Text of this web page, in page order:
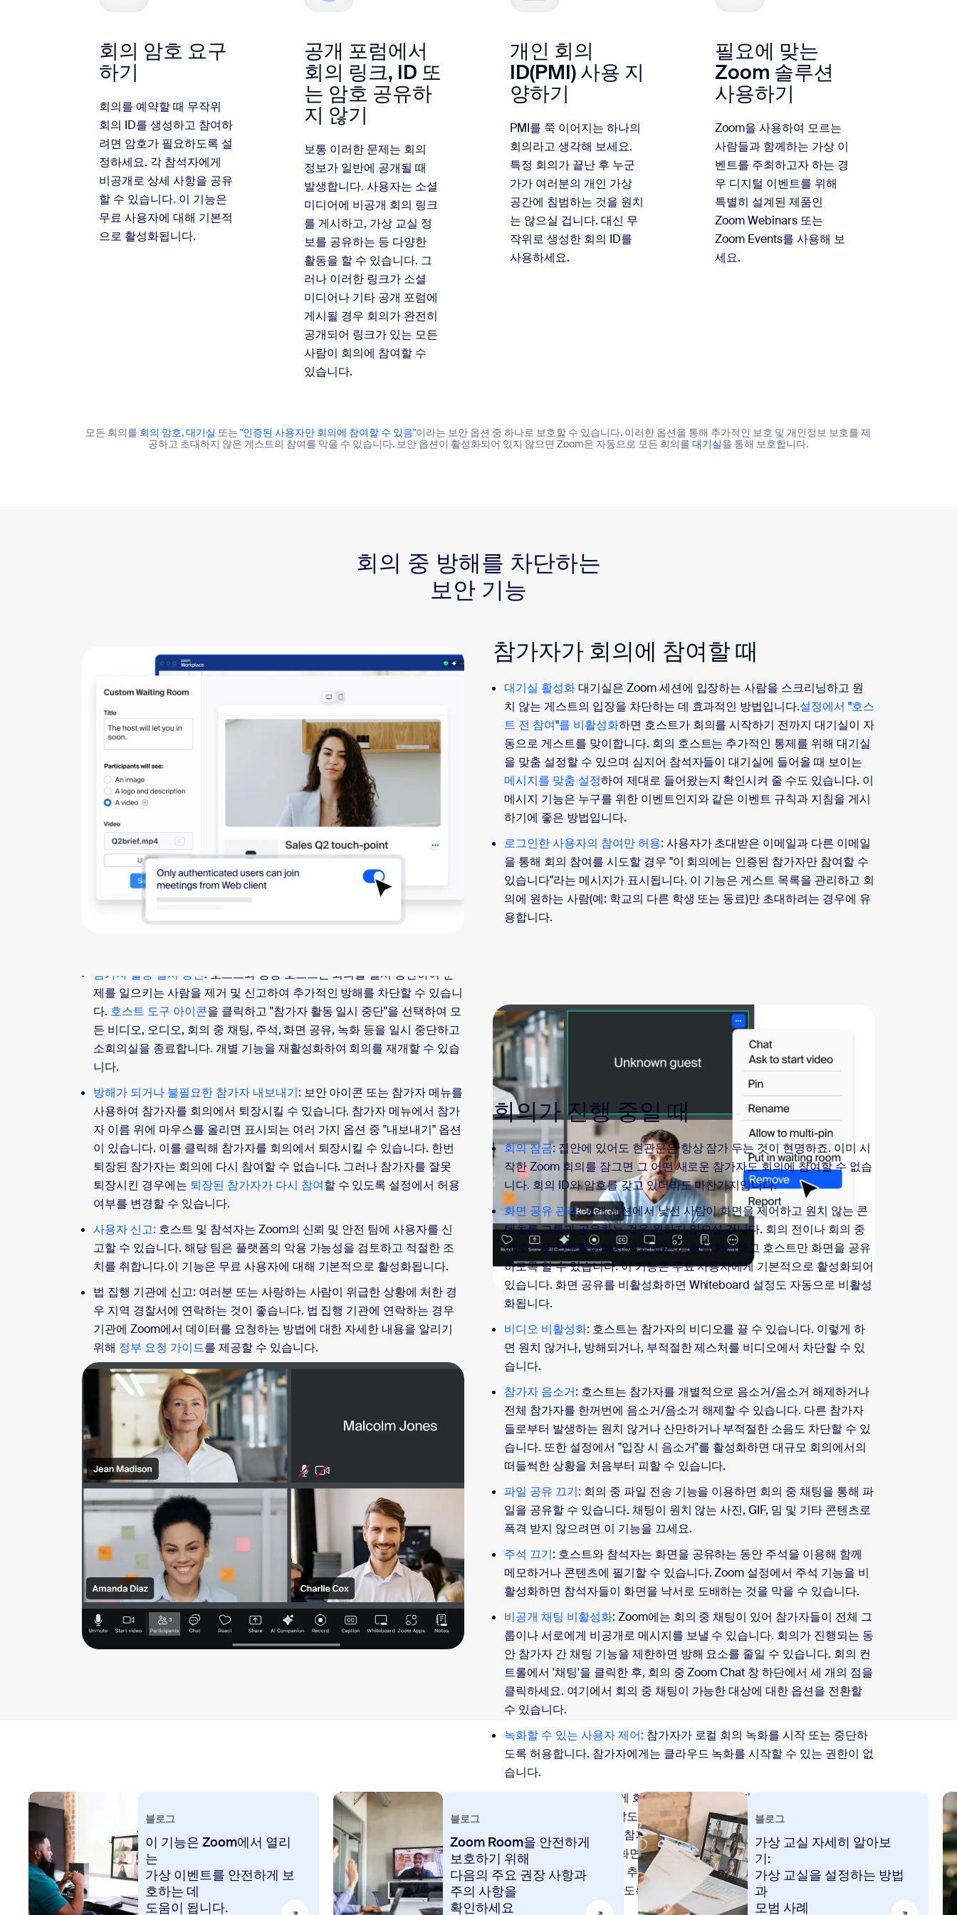
회의 암호 요구
하기
회의를 예약할 때 무작위
회의 ID를 생성하고 참여하
려면 암호가 필요하도록 설
정하세요. 각 참석자에게
비공개로 상세 사항을 공유
할 수 있습니다. 이 기능은
무료 사용자에 대해 기본적
으로 활성화됩니다.
공개 포럼에서
회의 링크, ID 또
는 암호 공유하
지 않기
보통 이러한 문제는 회의
정보가 일반에 공개될 때
발생합니다. 사용자는 소셜
미디어에 비공개 회의 링크
를 게시하고, 가상 교실 정
보를 공유하는 등 다양한
활동을 할 수 있습니다. 그
러나 이러한 링크가 소셜
미디어나 기타 공개 포럼에
게시될 경우 회의가 완전히
공개되어 링크가 있는 모든
사람이 회의에 참여할 수
있습니다.
개인 회의
ID(PMI) 사용 지
양하기
PMI를 쭉 이어지는 하나의
회의라고 생각해 보세요.
특정 회의가 끝난 후 누군
가가 여러분의 개인 가상
공간에 침범하는 것을 원치
는 않으실 겁니다. 대신 무
작위로 생성한 회의 ID를
사용하세요.
필요에 맞는
Zoom 솔루션
사용하기
Zoom을 사용하여 모르는
사람들과 함께하는 가상 이
벤트를 주최하고자 하는 경
우 디지털 이벤트를 위해
특별히 설계된 제품인
Zoom Webinars 또는
Zoom Events를 사용해 보
세요.
모든 회의를 회의 암호,대기실 또는"인증된 사용자만 회의에 참여할 수 있음"이라는 보안 옵션 중 하나로 보호할 수 있습니다. 이러한 옵션을 통해 추가적인 보호 및 개인정보 보호를 제
공하고 초대하지 않은 게스트의 참여를 막을 수 있습니다. 보안 옵션이 활성화되어 있지 않으면 Zoom은 자동으로 모든 회의를대기실을 통해 보호합니다.
회의 중 방해를 차단하는
보안 기능
참가자가 회의에 참여할 때
대기실 활성화대기실은 Zoom 세션에 입장하는 사람을 스크리닝하고 원
치 않는 게스트의 입장을 차단하는 데 효과적인 방법입니다.설정에서 "호스
트 전 참여"를 비활성화하면 호스트가 회의를 시작하기 전까지 대기실이 자
동으로 게스트를 맞이합니다. 회의 호스트는 추가적인 통제를 위해 대기실
을 맞춤 설정할 수 있으며 심지어 참석자들이 대기실에 들어올 때 보이는
메시지를 맞춤 설정하여 제대로 들어왔는지 확인시켜 줄 수도 있습니다. 이
메시지 기능은 누구를 위한 이벤트인지와 같은 이벤트 규칙과 지침을 게시
하기에 좋은 방법입니다.
로그인한 사용자의 참여만 허용: 사용자가 초대받은 이메일과 다른 이메일
을 통해 회의 참여를 시도할 경우 "이 회의에는 인증된 참가자만 참여할 수
있습니다"라는 메시지가 표시됩니다. 이 기능은 게스트 목록을 관리하고 회
의에 원하는 사람(예: 학교의 다른 학생 또는 동료)만 초대하려는 경우에 유
용합니다.
참가자 활동 일시 중단: 호스트와 공동 호스트는 회의를 일시 중단하여 문
제를 일으키는 사람을 제거 및 신고하여 추가적인 방해를 차단할 수 있습니
다. 호스트 도구 아이콘을 클릭하고 "참가자 활동 일시 중단"을 선택하여 모
든 비디오, 오디오, 회의 중 채팅, 주석, 화면 공유, 녹화 등을 일시 중단하고
소회의실을 종료합니다. 개별 기능을 재활성화하여 회의를 재개할 수 있습
니다.
방해가 되거나 불필요한 참가자 내보내기: 보안 아이콘 또는 참가자 메뉴를
사용하여 참가자를 회의에서 퇴장시킬 수 있습니다. 참가자 메뉴에서 참가
자 이름 위에 마우스를 올리면 표시되는 여러 가지 옵션 중 "내보내기" 옵션
이 있습니다. 이를 클릭해 참가자를 회의에서 퇴장시킬 수 있습니다. 한번
퇴장된 참가자는 회의에 다시 참여할 수 없습니다. 그러나 참가자를 잘못
퇴장시킨 경우에는 퇴장된 참가자가 다시 참여할 수 있도록 설정에서 허용
여부를 변경할 수 있습니다.
사용자 신고: 호스트 및 참석자는 Zoom의 신뢰 및 안전 팀에 사용자를 신
고할 수 있습니다. 해당 팀은 플랫폼의 악용 가능성을 검토하고 적절한 조
치를 취합니다.이 기능은 무료 사용자에 대해 기본적으로 활성화됩니다.
법 집행 기관에 신고: 여러분 또는 사랑하는 사람이 위급한 상황에 처한 경
우 지역 경찰서에 연락하는 것이 좋습니다. 법 집행 기관에 연락하는 경우
기관에 Zoom에서 데이터를 요청하는 방법에 대한 자세한 내용을 알리기
위해 정부 요청 가이드를 제공할 수 있습니다.
회의가 진행 중일 때
회의 잠금: 집안에 있어도 현관문은 항상 잠가 두는 것이 현명하죠. 이미 시
작한 Zoom 회의를 잠그면 그 어떤 새로운 참가자도 회의에 참여할 수 없습
니다. 회의 ID와 암호를 갖고 있더라도 마찬가지입니다.
화면 공유 관리: 공개 세션에서 낯선 사람이 화면을 제어하고 원치 않는 콘
텐츠를 그룹과 공유하는 것을 원하지 않으실 겁니다. 회의 전이나 회의 중
에 호스트 컨트롤바에서 이와 같은 상황을 차단하고 호스트만 화면을 공유
하도록 할 수 있습니다. 이 기능은 무료 사용자에게 기본적으로 활성화되어
있습니다. 화면 공유를 비활성화하면 Whiteboard 설정도 자동으로 비활성
화됩니다.
비디오 비활성화: 호스트는 참가자의 비디오를 끌 수 있습니다. 이렇게 하
면 원치 않거나, 방해되거나, 부적절한 제스처를 비디오에서 차단할 수 있
습니다.
참가자 음소거: 호스트는 참가자를 개별적으로 음소거/음소거 해제하거나
전체 참가자를 한꺼번에 음소거/음소거 해제할 수 있습니다. 다른 참가자
들로부터 발생하는 원치 않거나 산만하거나 부적절한 소음도 차단할 수 있
습니다. 또한 설정에서 "입장 시 음소거"를 활성화하면 대규모 회의에서의
떠들썩한 상황을 처음부터 피할 수 있습니다.
파일 공유 끄기: 회의 중 파일 전송 기능을 이용하면 회의 중 채팅을 통해 파
일을 공유할 수 있습니다. 채팅이 원치 않는 사진, GIF, 밈 및 기타 콘텐츠로
폭격 받지 않으려면 이 기능을 끄세요.
주석 끄기: 호스트와 참석자는 화면을 공유하는 동안 주석을 이용해 함께
메모하거나 콘텐츠에 필기할 수 있습니다. Zoom 설정에서 주석 기능을 비
활성화하면 참석자들이 화면을 낙서로 도배하는 것을 막을 수 있습니다.
비공개 채팅 비활성화: Zoom에는 회의 중 채팅이 있어 참가자들이 전체 그
룹이나 서로에게 비공개로 메시지를 보낼 수 있습니다. 회의가 진행되는 동
안 참가자 간 채팅 기능을 제한하면 방해 요소를 줄일 수 있습니다. 회의 컨
트롤에서 '채팅'을 클릭한 후, 회의 중 Zoom Chat 창 하단에서 세 개의 점을
클릭하세요. 여기에서 회의 중 채팅이 가능한 대상에 대한 옵션을 전환할
수 있습니다.
녹화할 수 있는 사용자 제어: 참가자가 로컬 회의 녹화를 시작 또는 중단하
도록 허용합니다. 참가자에게는 클라우드 녹화를 시작할 수 있는 권한이 없
습니다.
: 회의 중에 화면을 공유하고자 하지만 참가자가 해당 이미지
를 녹화하고 공유하지 않도록 하려면 워터마크 기능을 활성화할 수 있습니
다. 이 기능을 통해 회의 참가자의 이메일 주소 이미지를 해당 참가자가 보
고 있는 공유 콘텐츠와 화면을 공유 중인 사용자의 비디오에 추가합니다.
또한오디오 워터마크
를 추가하면, 참가자가 회의 중 녹음할 경우 참가자의
정보가 오디오에 삽입되도록 할 수도 있습니다.
블로그
이 기능은 Zoom에서 열리
는
가상 이벤트를 안전하게 보
호하는 데
도움이 됩니다.
블로그
Zoom Room을 안전하게
보호하기 위해
다음의 주요 권장 사항과
주의 사항을
확인하세요
블로그
가상 교실 자세히 알아보
기:
가상 교실을 설정하는 방법
과
모범 사례